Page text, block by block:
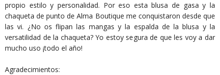
propio estilo y personalidad. Por eso esta blusa de gasa y la
chaqueta de punto de Alma Boutique me conquistaron desde que
las vi. ¿No os flipan las mangas y la espalda de la blusa y la
versatilidad de la chaqueta? Yo estoy segura de que les voy a dar
mucho uso ¡todo el año!
Agradecimientos: